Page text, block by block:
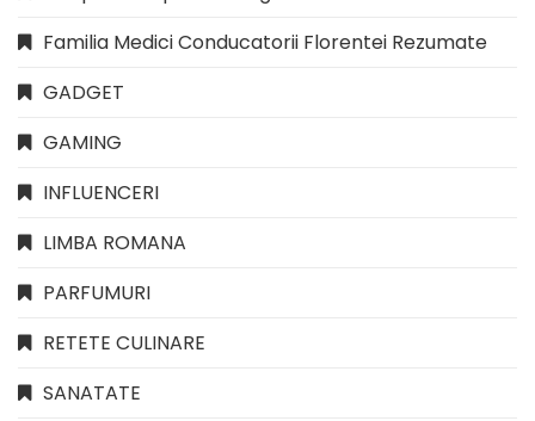
Familia Medici Conducatorii Florentei Rezumate
GADGET
GAMING
INFLUENCERI
LIMBA ROMANA
PARFUMURI
RETETE CULINARE
SANATATE